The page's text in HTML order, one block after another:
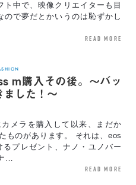
中で、映像クリエイターも目
で夢だとかいうのは恥ずかし
read more
m購入その後。〜バッ
ました！〜
メラを購入して以来、まだか
ものがあります。 それは、eos
プレゼント、ナノ・ユノバー
…
read more